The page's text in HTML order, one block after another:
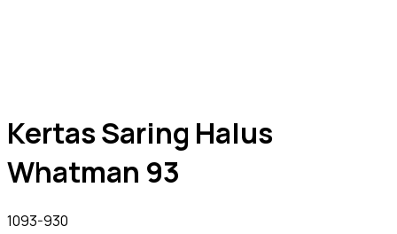
Kertas Saring Halus
Whatman 93
1093-930